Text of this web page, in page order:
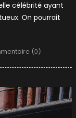
célébrité ayant
On pourrait
(0)